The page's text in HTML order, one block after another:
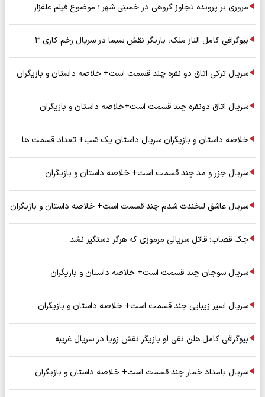
مروری بر پرونده تجاوز گروهی در خمینی شهر ؛ موضوع فیلم علفزار
بیوگرافی کامل الناز ملک، بازیگر نقش سیما در سریال زخم کاری ۳
سریال ترکی اتاق دو نفره چند قسمت است+ خلاصه داستان و بازیگران
سریال اتاق دونفره چند قسمت است+خلاصه داستان و بازیگران
خلاصه داستان و بازیگران سریال داستان یک شب+ تعداد قسمت ها
سریال جزر و مد چند قسمت است+ خلاصه داستان و بازیگران
سریال عاشق لبخندت شدم چند قسمت است+ خلاصه داستان و بازیگران
جک قصاب؛ قاتل سریالی مرموزی که هرگز دستگیر نشد
سریال سوجان چند قسمت است+ خلاصه داستان و بازیگران
سریال اسیر زیبایی چند قسمت است+ خلاصه داستان و بازیگران
بیوگرافی کامل هلن نقی لو بازیگر نقش زویا در سریال غریبه
سریال بامداد خمار چند قسمت است+ خلاصه داستان و بازیگران